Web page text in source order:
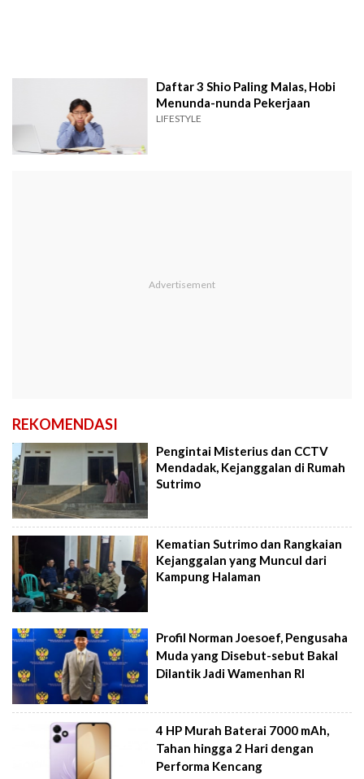
Daftar 3 Shio Paling Malas, Hobi
Menunda-nunda Pekerjaan
LIFESTYLE
REKOMENDASI
Pengintai Misterius dan CCTV
Mendadak, Kejanggalan di Rumah
Sutrimo
Kematian Sutrimo dan Rangkaian
Kejanggalan yang Muncul dari
Kampung Halaman
Profil Norman Joesoef, Pengusaha
Muda yang Disebut-sebut Bakal
Dilantik Jadi Wamenhan RI
4 HP Murah Baterai 7000 mAh,
Tahan hingga 2 Hari dengan
Performa Kencang